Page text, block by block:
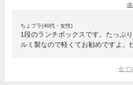
価
ちょプラ(40代・女性)
1段のランチボックスです。たっぷ
ルミ製なので軽くてお勧めですよ。
全て